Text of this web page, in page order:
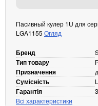
Аксесуари
Фильтри та стабілізатори
Павербанки
Кабелі, роз'єми, перехідники
Аксесуари для ноутбуків
Пасивный кулер 1U для
LGA1155 Огляд
Бренд
Тип товару
Призначення
Сумісність
Гарантія
Всі характеристики